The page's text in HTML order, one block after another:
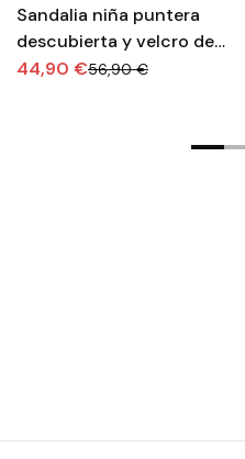
Sandalia niña puntera
descubierta y velcro de
Pablosky
44,90 €56,90 €